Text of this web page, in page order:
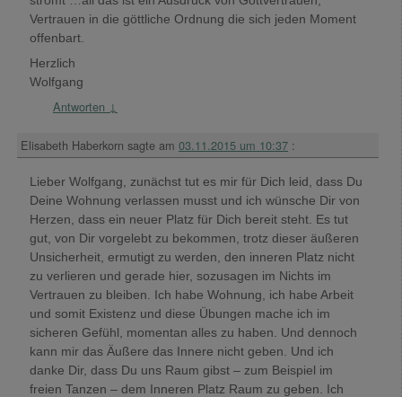
Vertrauen in die göttliche Ordnung die sich jeden Moment
offenbart.
Herzlich
Wolfgang
Antworten ↓
Elisabeth Haberkorn sagte am 03.11.2015 um 10:37 :
Lieber Wolfgang, zunächst tut es mir für Dich leid, dass Du
Deine Wohnung verlassen musst und ich wünsche Dir von
Herzen, dass ein neuer Platz für Dich bereit steht. Es tut
gut, von Dir vorgelebt zu bekommen, trotz dieser äußeren
Unsicherheit, ermutigt zu werden, den inneren Platz nicht
zu verlieren und gerade hier, sozusagen im Nichts im
Vertrauen zu bleiben. Ich habe Wohnung, ich habe Arbeit
und somit Existenz und diese Übungen mache ich im
sicheren Gefühl, momentan alles zu haben. Und dennoch
kann mir das Äußere das Innere nicht geben. Und ich
danke Dir, dass Du uns Raum gibst – zum Beispiel im
freien Tanzen – dem Inneren Platz Raum zu geben. Ich